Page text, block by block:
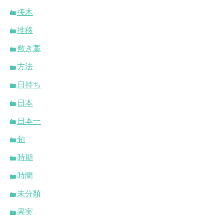
接木
推移
敷き藁
方法
日持ち
日本
日本一
旬
時期
時間
未分類
果実